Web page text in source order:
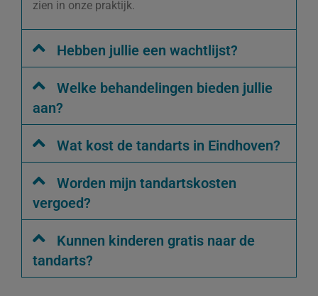
zien in onze praktijk.
Hebben jullie een wachtlijst?
Welke behandelingen bieden jullie
aan?
Wat kost de tandarts in Eindhoven?
Worden mijn tandartskosten
vergoed?
Kunnen kinderen gratis naar de
tandarts?